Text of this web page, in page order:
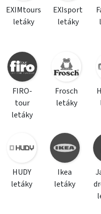
EXIMtours
letáky
EXIsport
letáky
FIRO-
tour
letáky
Frosch
letáky
HUDY
letáky
Ikea
letáky